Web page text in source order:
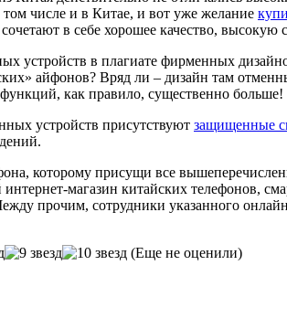
том числе и в Китае, и вот уже желание
в себе хорошее качество,
устройств в плагиате фирменных
айфонов? Вряд ли – дизайн там
как правило, существенно больше!
устройств присутствуют защищенные
которому присущи все
магазин китайских телефонов,
прочим, сотрудники указанного
(Еще не оценили)